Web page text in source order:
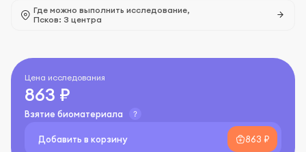
Где можно выполнить исследование,
Псков: 3 центра
Цена исследования
863 ₽
Взятие биоматериала
Добавить в корзину 863 ₽